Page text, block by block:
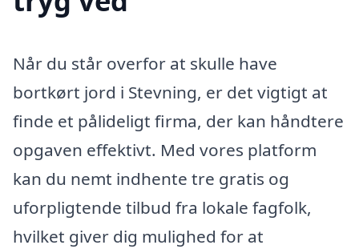
Når du står overfor at skulle have
bortkørt jord i Stevning, er det vigtigt at
finde et pålideligt firma, der kan håndtere
opgaven effektivt. Med vores platform
kan du nemt indhente tre gratis og
uforpligtende tilbud fra lokale fagfolk,
hvilket giver dig mulighed for at